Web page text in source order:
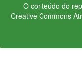
O conteúdo do
Creative Commons